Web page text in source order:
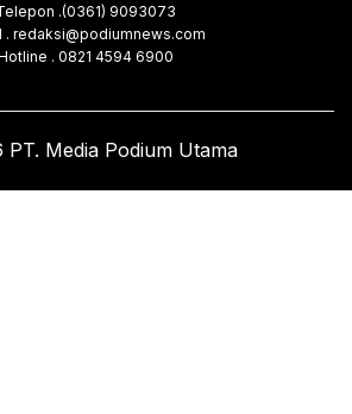
.(0361) 9093073
. redaksi@podiumnews.com
. 0821 4594 6900
Media Podium Utama